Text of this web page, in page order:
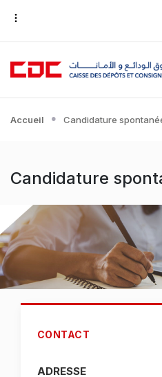
Accueil Candidature
Candidature
CONTACT
ADRESSE